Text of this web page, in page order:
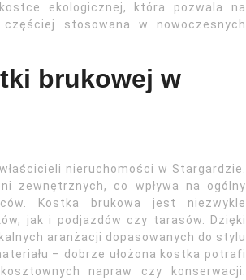
ekologicznej, która pozwala na
stosowana w nowoczesnych
brukowej w
nieruchomości w Stargardzie.
zewnętrznych, co wpływa na ogólny
Kostka brukowa jest niezwykle
jak i podjazdów czy tarasów. Dzięki
aranżacji dopasowanych do stylu
– dobrze ułożona kostka potrafi
napraw czy konserwacji.